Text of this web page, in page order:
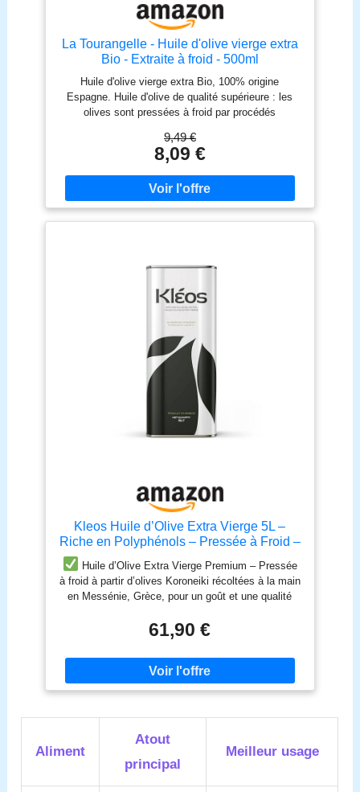
La Tourangelle - Huile d'olive vierge extra
Bio - Extraite à froid - 500ml
Huile d'olive vierge extra Bio, 100% origine
Espagne. Huile d'olive de qualité supérieure : les
olives sont pressées à froid par procédés
nutritionnelles. L'huile d'olive La Tourangelle a reçu
le prix Bien Manger 2025 et le prix Marmiton 2024
pour sa production biologique et sa richesse
aromatique. Huile d'olive issue d'une agriculture
100% Biologique & durable. Conditionnement dans
un bidon en métal recyclable qui protège l'huile
9,49 €
8,09 €
Kleos Huile d’Olive Extra Vierge 5L –
Riche en Polyphénols – Pressée à Froid –
Récolte 2025/26 – Origine Grèce – Qualité
Premium – DDM 31/07/2027
Huile d’Olive Extra Vierge Premium – Pressée
à froid à partir d’olives Koroneiki récoltées à la main
en Messénie, Grèce, pour un goût et une qualité
additifs, sans conservateurs – uniquement une huile
Qualité Récompensée – Produite selon des
méthodes traditionnelles pour un équilibre
exceptionnel entre des notes fruitées, amères et
pour les salades, les trempettes, l’assaisonnement
et sublimer vos recettes méditerranéennes
préférées.
Récoltée de Manière Durable – Issue
d’oliveraies familiales et produite de manière
éthique et respectueuse de l’environnement.
61,90 €
Aliment
Atout
principal
Meilleur usage